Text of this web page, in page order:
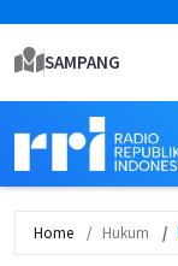
SAMPANG
Home Hukum